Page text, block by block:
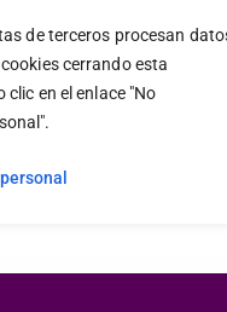
de terceros procesan
cerrando esta
en el enlace "No